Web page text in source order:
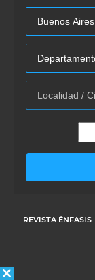
REVISTA ÉNFASIS